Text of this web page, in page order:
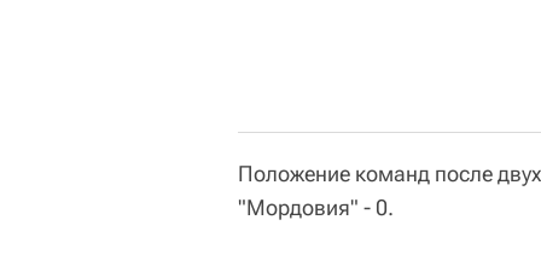
Положение команд после
"Мордовия" - 0.